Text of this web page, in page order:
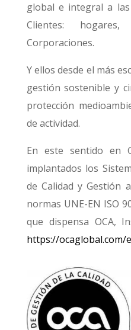
global e integral a
Clientes:
Corporaciones.
Y ellos desde el más
gestión sostenible y
protección
de actividad.
En este sentido en
implantados los
de Calidad y Gestión
normas UNE-EN ISO
que dispensa OCA,
https://ocaglobal.com/